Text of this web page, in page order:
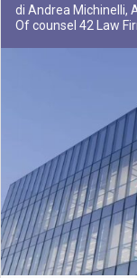
di Andrea Michinelli,
Of counsel 42 Law